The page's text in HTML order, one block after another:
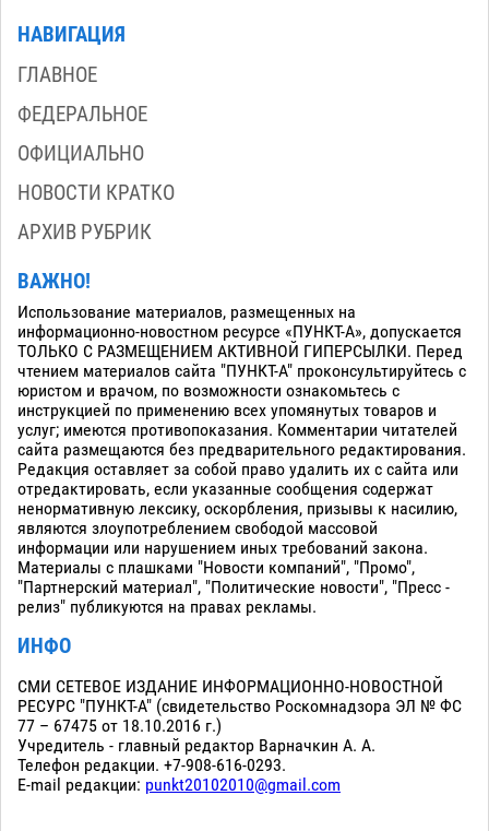
НАВИГАЦИЯ
ГЛАВНОЕ
ФЕДЕРАЛЬНОЕ
ОФИЦИАЛЬНО
НОВОСТИ КРАТКО
АРХИВ РУБРИК
ВАЖНО!
Использование материалов, размещенных на
информационно-новостном ресурсе «ПУНКТ-А», допускается
ТОЛЬКО С РАЗМЕЩЕНИЕМ АКТИВНОЙ ГИПЕРСЫЛКИ. Перед
чтением материалов сайта "ПУНКТ-А" проконсультируйтесь с
юристом и врачом, по возможности ознакомьтесь с
инструкцией по применению всех упомянутых товаров и
услуг; имеются противопоказания. Комментарии читателей
сайта размещаются без предварительного редактирования.
Редакция оставляет за собой право удалить их с сайта или
отредактировать, если указанные сообщения содержат
ненормативную лексику, оскорбления, призывы к насилию,
являются злоупотреблением свободой массовой
информации или нарушением иных требований закона.
Материалы с плашками "Новости компаний", "Промо",
"Партнерский материал", "Политические новости", "Пресс -
релиз" публикуются на правах рекламы.
ИНФО
СМИ СЕТЕВОЕ ИЗДАНИЕ ИНФОРМАЦИОННО-НОВОСТНОЙ
РЕСУРС "ПУНКТ-А" (свидетельство Роскомнадзора ЭЛ № ФС
77 – 67475 от 18.10.2016 г.)
Учредитель - главный редактор Варначкин А. А.
Телефон редакции. +7-908-616-0293.
E-mail редакции: punkt20102010@gmail.com